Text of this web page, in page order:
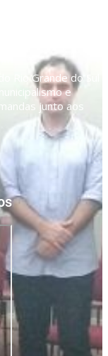
Rio Grande do Sul
e
junto aos